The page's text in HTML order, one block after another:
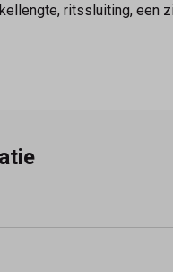
ritssluiting, een